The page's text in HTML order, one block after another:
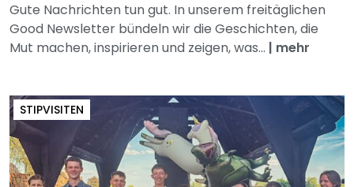
Gute Nachrichten tun gut. In unserem freitäglichen
Good Newsletter bündeln wir die Geschichten, die
Mut machen, inspirieren und zeigen, was... | mehr
STIPVISITEN